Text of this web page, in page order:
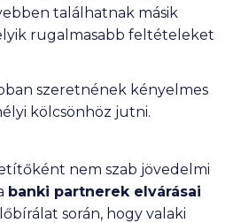
találhatnak másik
rugalmasabb feltételeket
szeretnének kényelmes
kölcsönhöz jutni.
nem szab jövedelmi
banki partnerek elvárásai
során, hogy valaki